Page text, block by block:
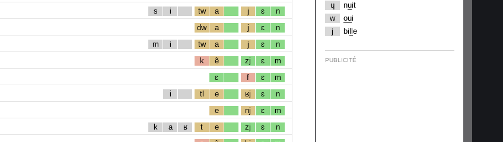
s i tw a j ɛ n
dw a j ɛ n
m i tw a j ɛ n
k ẽ zj ɛ m
ɛ f ɛ m
i tl e ʁj ɛ n
e nj ɛ m
k a ʁ t e zj ɛ n
ɥ
nuit
w
oui
j
bi e
PUBLICITÉ